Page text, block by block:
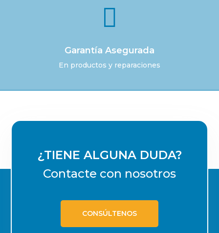

Garantía Asegurada
En productos y reparaciones
¿TIENE ALGUNA DUDA?
Contacte con nosotros
CONSÚLTENOS